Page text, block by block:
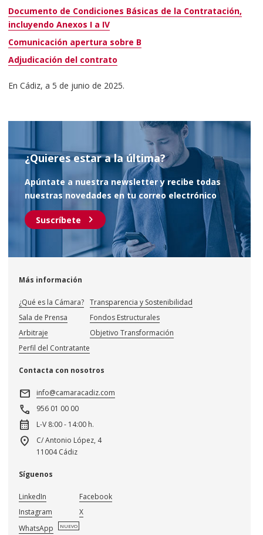
Documento de Condiciones Básicas de la Contratación,
incluyendo Anexos I a IV
Comunicación apertura sobre B
Adjudicación del contrato
En Cádiz, a 5 de junio de 2025.
¿Quieres estar a la última?
Apúntate a nuestra newsletter y recibe todas
nuestras novedades en tu correo electrónico
Suscríbete chevron_right
Más información
¿Qué es la Cámara?
Sala de Prensa
Arbitraje
Perfil del Contratante
Transparencia y Sostenibilidad
Fondos Estructurales
Objetivo Transformación
Contacta con nosotros
mail info@camaracadiz.com
call 956 01 00 00
calendar_month L-V 8:00 - 14:00 h.
location_on
C/ Antonio López, 4
11004 Cádiz
Síguenos
LinkedIn
Instagram
WhatsApp
NUEVO
Facebook
X